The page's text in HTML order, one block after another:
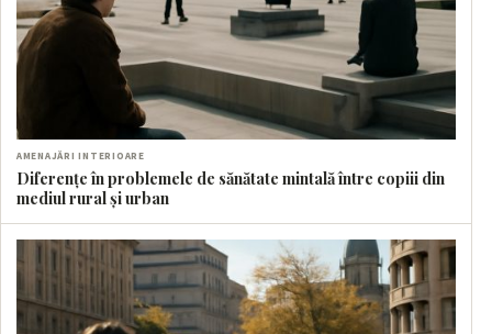
AMENAJĂRI INTERIOARE
Diferențe în problemele de sănătate mintală între copiii din
mediul rural și urban